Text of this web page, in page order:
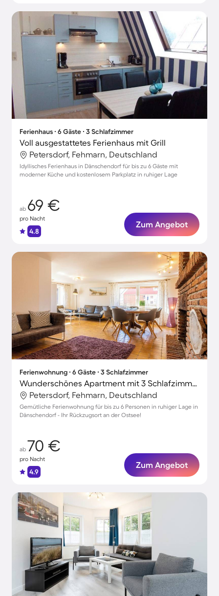
Ferienhaus ∙ 6 Gäste ∙ 3 Schlafzimmer
Voll ausgestattetes Ferienhaus mit Grill
Petersdorf, Fehmarn, Deutschland
Idyllisches Ferienhaus in Dänschendorf für bis zu 6 Gäste mit
moderner Küche und kostenlosem Parkplatz in ruhiger Lage
ab 69 €
pro Nacht
4.8
Zum Angebot
Ferienwohnung ∙ 6 Gäste ∙ 3 Schlafzimmer
Wunderschönes Apartment mit 3 Schlafzimmern für 6 Personen
Petersdorf, Fehmarn, Deutschland
Gemütliche Ferienwohnung für bis zu 6 Personen in ruhiger Lage in
Dänschendorf - Ihr Rückzugsort an der Ostsee!
ab 70 €
pro Nacht
4.9
Zum Angebot